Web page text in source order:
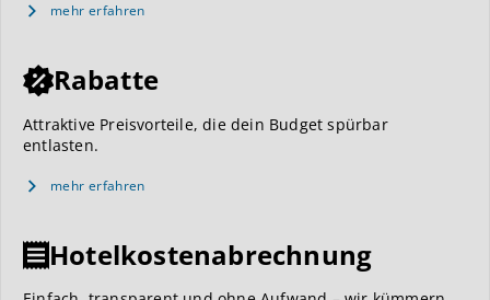
mehr erfahren
Rabatte
Attraktive Preisvorteile, die dein Budget spürbar
entlasten.
mehr erfahren
Hotelkostenabrechnung